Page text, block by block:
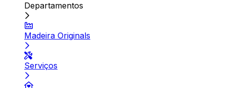
Departamentos
Madeira Originals
Serviços